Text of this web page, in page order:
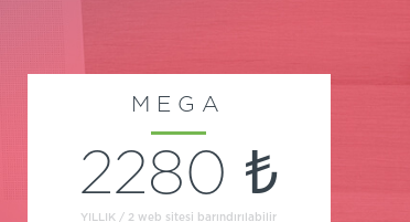
MEGA
2280 ₺
YILLIK / 2 web sitesi barındırılabilir